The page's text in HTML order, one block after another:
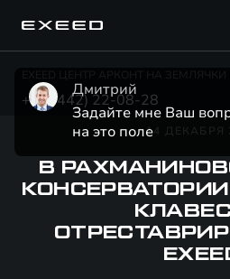
+7 (8442) 22-08-28
14 ДЕКАБРЯ
В
Дмитрий
Задайте мне Ваш
на это поле